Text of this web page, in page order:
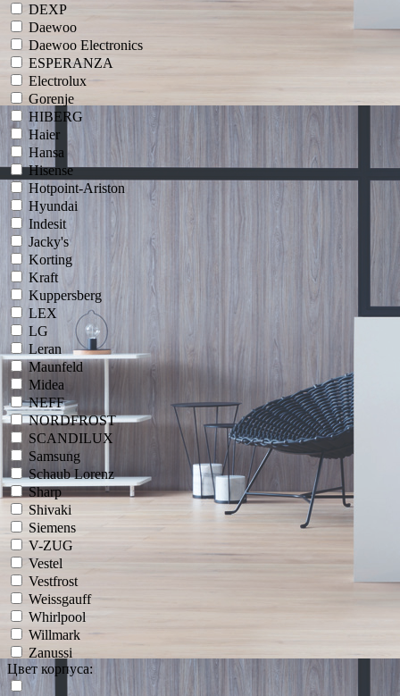
DEXP
Daewoo
Daewoo Electronics
ESPERANZA
Electrolux
Gorenje
HIBERG
Haier
Hansa
Hisense
Hotpoint-Ariston
Hyundai
Indesit
Jacky's
Korting
Kraft
Kuppersberg
LEX
LG
Leran
Maunfeld
Midea
NEFF
NORDFROST
SCANDILUX
Samsung
Schaub Lorenz
Sharp
Shivaki
Siemens
V-ZUG
Vestel
Vestfrost
Weissgauff
Whirlpool
Willmark
Zanussi
Цвет корпуса: